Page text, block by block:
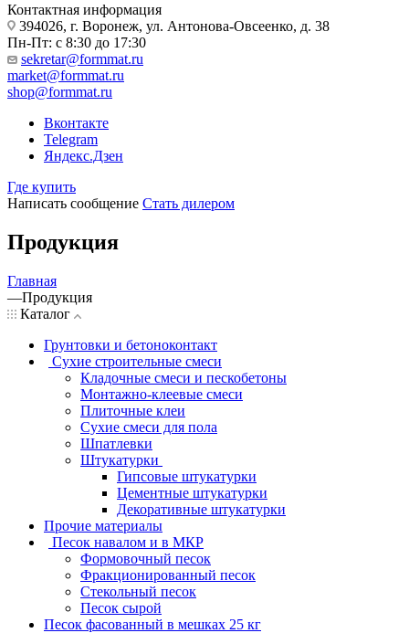
Контактная информация
394026, г. Воронеж, ул. Антонова-Овсеенко, д. 38
Пн-Пт: с 8:30 до 17:30
sekretar@formmat.ru
market@formmat.ru
shop@formmat.ru
Вконтакте
Telegram
Яндекс.Дзен
Где купить
Написать сообщение Стать дилером
Продукция
Главная
—Продукция
Каталог
Грунтовки и бетоноконтакт
Сухие строительные смеси
Кладочные смеси и пескобетоны
Монтажно-клеевые смеси
Плиточные клеи
Сухие смеси для пола
Шпатлевки
Штукатурки
Гипсовые штукатурки
Цементные штукатурки
Декоративные штукатурки
Прочие материалы
Песок навалом и в МКР
Формовочный песок
Фракционированный песок
Стекольный песок
Песок сырой
Песок фасованный в мешках 25 кг